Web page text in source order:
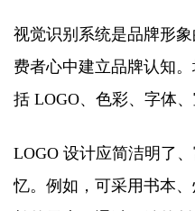
视觉识别系统是品牌形
费者心中建立品牌认知
括 LOGO、色彩、字体、
LOGO 设计应简洁明了
忆。例如，可采用书本